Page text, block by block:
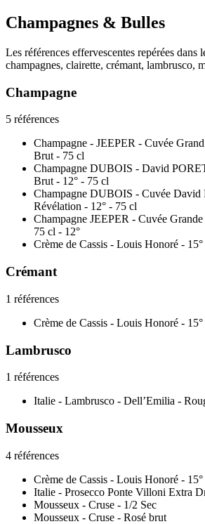
Champagnes & Bulles
Les références effervescentes repérées dans
champagnes, clairette, crémant, lambrusco,
Champagne
5 références
Champagne - JEEPER - Cuvée
Brut - 75 cl
Champagne DUBOIS - David
Brut - 12° - 75 cl
Champagne DUBOIS - Cuvée David
Révélation - 12° - 75 cl
Champagne JEEPER - Cuvée
75 cl - 12°
Crème de Cassis - Louis Honoré -
Crémant
1 références
Crème de Cassis - Louis Honoré -
Lambrusco
1 références
Italie - Lambrusco - Dell’Emilia -
Mousseux
4 références
Crème de Cassis - Louis Honoré -
Italie - Prosecco Ponte Villoni Extra
Mousseux - Cruse - 1/2 Sec
Mousseux - Cruse - Rosé brut